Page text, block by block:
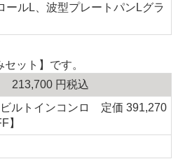
ールL、波型プレートパンLグラ
ット】です。
213,700 円税込
ルトインコンロ 定価 391,270
】